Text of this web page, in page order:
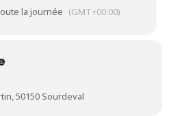
la journée (GMT+00:00)
50150 Sourdeval